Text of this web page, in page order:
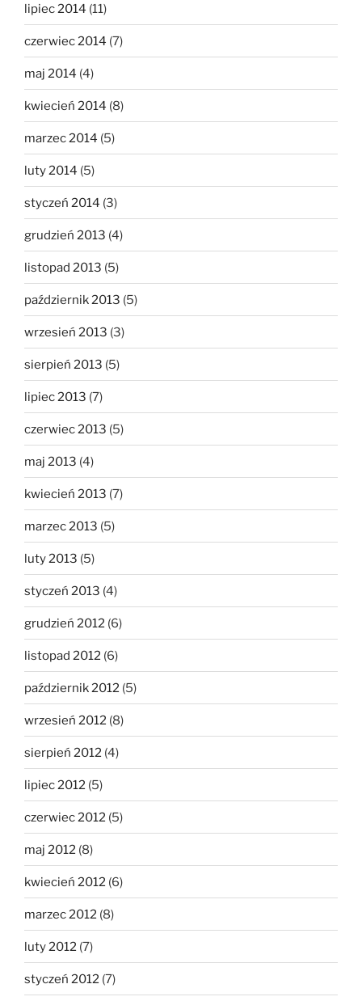
lipiec 2014 (11)
czerwiec 2014 (7)
maj 2014 (4)
kwiecień 2014 (8)
marzec 2014 (5)
luty 2014 (5)
styczeń 2014 (3)
grudzień 2013 (4)
listopad 2013 (5)
październik 2013 (5)
wrzesień 2013 (3)
sierpień 2013 (5)
lipiec 2013 (7)
czerwiec 2013 (5)
maj 2013 (4)
kwiecień 2013 (7)
marzec 2013 (5)
luty 2013 (5)
styczeń 2013 (4)
grudzień 2012 (6)
listopad 2012 (6)
październik 2012 (5)
wrzesień 2012 (8)
sierpień 2012 (4)
lipiec 2012 (5)
czerwiec 2012 (5)
maj 2012 (8)
kwiecień 2012 (6)
marzec 2012 (8)
luty 2012 (7)
styczeń 2012 (7)